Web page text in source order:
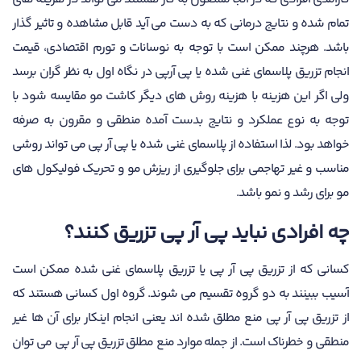
تمام شده و نتایج درمانی که به دست می آید قابل مشاهده و تاثیر گذار
باشد. هرچند ممکن است با توجه به نوسانات و تورم اقتصادی، قیمت
انجام تزریق پلاسمای غنی شده یا پی آرپی در نگاه اول به نظر گران برسد
ولی اگر این هزینه با هزینه روش های دیگر کاشت مو مقایسه شود با
توجه به نوع عملکرد و نتایج بدست آمده منطقی و مقرون به صرفه
خواهد بود. لذا استفاده از پلاسمای غنی شده یا پی آر پی می تواند روشی
مناسب و غیر تهاجمی برای جلوگیری از ریزش مو و تحریک فولیکول های
مو برای رشد و نمو باشد.
چه افرادی نباید پی آر پی تزریق کنند؟
کسانی که از تزریق پی آر پی یا تزریق پلاسمای غنی شده ممکن است
آسیب ببینند به دو گروه تقسیم می شوند. گروه اول کسانی هستند که
از تزریق پی آر پی منع مطلق شده اند یعنی انجام اینکار برای آن ها غیر
منطقی و خطرناک است. از جمله موارد منع مطلق تزریق پی آر پی می توان